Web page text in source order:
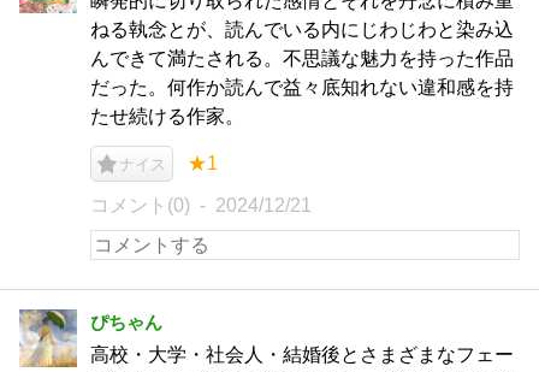
ねる執念とが、読んでいる内にじわじわと染み込
んできて満たされる。不思議な魅力を持った作品
だった。何作か読んで益々底知れない違和感を持
たせ続ける作家。
ナイス ★1
コメント(0) 2024/12/21
ぴちゃん
高校・大学・社会人・結婚後とさまざまなフェー